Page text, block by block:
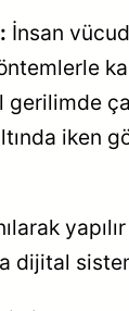
İnsan
gerilimde
iken
dijital